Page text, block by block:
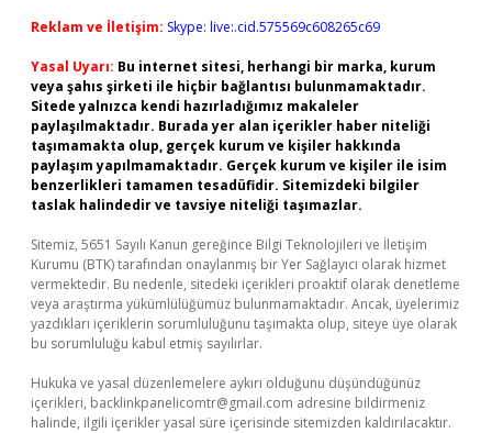
Reklam ve İletişim: Skype: live:.cid.575569c608265c69
Yasal Uyarı: Bu internet sitesi, herhangi bir marka, kurum
veya şahıs şirketi ile hiçbir bağlantısı bulunmamaktadır.
Sitede yalnızca kendi hazırladığımız makaleler
paylaşılmaktadır. Burada yer alan içerikler haber niteliği
taşımamakta olup, gerçek kurum ve kişiler hakkında
paylaşım yapılmamaktadır. Gerçek kurum ve kişiler ile isim
benzerlikleri tamamen tesadüfidir. Sitemizdeki bilgiler
taslak halindedir ve tavsiye niteliği taşımazlar.
Sitemiz, 5651 Sayılı Kanun gereğince Bilgi Teknolojileri ve İletişim
Kurumu (BTK) tarafından onaylanmış bir Yer Sağlayıcı olarak hizmet
vermektedir. Bu nedenle, sitedeki içerikleri proaktif olarak denetleme
veya araştırma yükümlülüğümüz bulunmamaktadır. Ancak, üyelerimiz
yazdıkları içeriklerin sorumluluğunu taşımakta olup, siteye üye olarak
bu sorumluluğu kabul etmiş sayılırlar.
Hukuka ve yasal düzenlemelere aykırı olduğunu düşündüğünüz
içerikleri, backlinkpanelicomtr@gmail.com adresine bildirmeniz
halinde, ilgili içerikler yasal süre içerisinde sitemizden kaldırılacaktır.